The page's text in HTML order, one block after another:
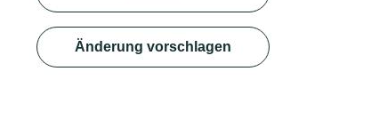
Änderung vorschlagen